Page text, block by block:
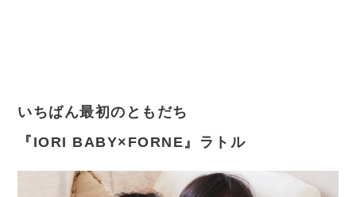
いちばん最初のともだち
『IORI BABY×FORNE』ラトル